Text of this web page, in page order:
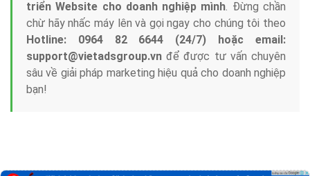
triển Website cho doanh nghiệp mình. Đừng chần
chừ hãy nhấc máy lên và gọi ngay cho chúng tôi theo
Hotline: 0964 82 6644 (24/7) hoặc email:
support@vietadsgroup.vn để được tư vấn chuyên
sâu về giải pháp marketing hiệu quả cho doanh nghiệp
bạn!